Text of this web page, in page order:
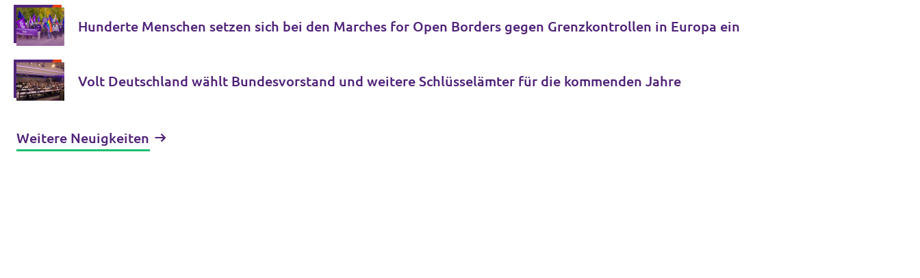
Hunderte Menschen setzen sich bei den Marches for Open Borders gegen Grenzkontrollen in Europa ein
Volt Deutschland wählt Bundesvorstand und weitere Schlüsselämter für die kommenden Jahre
Weitere Neuigkeiten